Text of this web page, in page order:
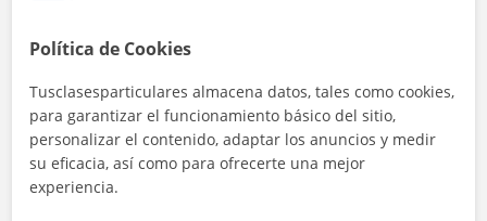
Política de Cookies
Tusclasesparticulares almacena datos, tales como cookies,
para garantizar el funcionamiento básico del sitio,
personalizar el contenido, adaptar los anuncios y medir
su eficacia, así como para ofrecerte una mejor
experiencia.